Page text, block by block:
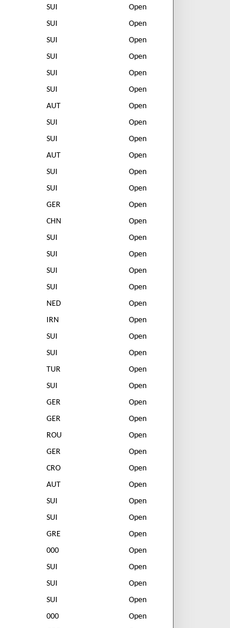
SUI
Open
SUI
Open
SUI
Open
SUI
Open
SUI
Open
SUI
Open
AUT
Open
SUI
Open
SUI
Open
AUT
Open
SUI
Open
SUI
Open
GER
Open
CHN
Open
SUI
Open
SUI
Open
SUI
Open
SUI
Open
NED
Open
IRN
Open
SUI
Open
SUI
Open
TUR
Open
SUI
Open
GER
Open
GER
Open
ROU
Open
GER
Open
CRO
Open
AUT
Open
SUI
Open
SUI
Open
GRE
Open
000
Open
SUI
Open
SUI
Open
SUI
Open
000
Open